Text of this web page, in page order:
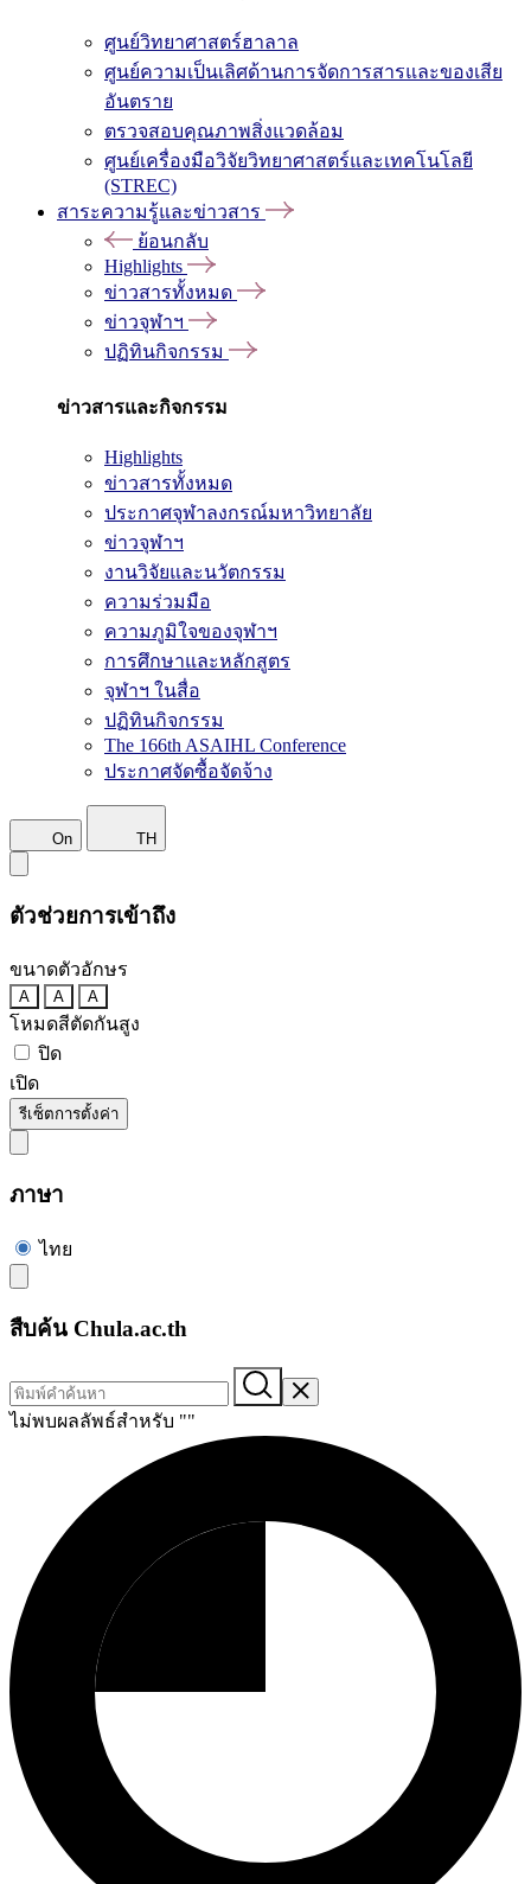
ศูนย์วิทยาศาสตร์ฮาลาล
ศูนย์ความเป็นเลิศด้านการจัดการสารและของเสีย
อันตราย
ตรวจสอบคุณภาพสิ่งแวดล้อม
ศูนย์เครื่องมือวิจัยวิทยาศาสตร์และเทคโนโลยี
(STREC)
สาระความรู้และข่าวสาร
ย้อนกลับ
Highlights
ข่าวสารทั้งหมด
ข่าวจุฬาฯ
ปฏิทินกิจกรรม
ข่าวสารและกิจกรรม
Highlights
ข่าวสารทั้งหมด
ประกาศจุฬาลงกรณ์มหาวิทยาลัย
ข่าวจุฬาฯ
งานวิจัยและนวัตกรรม
ความร่วมมือ
ความภูมิใจของจุฬาฯ
การศึกษาและหลักสูตร
จุฬาฯ ในสื่อ
ปฏิทินกิจกรรม
The 166th ASAIHL Conference
ประกาศจัดซื้อจัดจ้าง
On TH
ตัวช่วยการเข้าถึง
ขนาดตัวอักษร
A A A
โหมดสีตัดกันสูง
ปิด
เปิด
รีเซ็ตการตั้งค่า
ภาษา
ไทย
สืบค้น Chula.ac.th
ไม่พบผลลัพธ์สำหรับ ""